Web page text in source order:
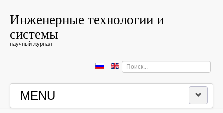
Инженерные технологии и
системы
научный журнал
Искать...
MENU